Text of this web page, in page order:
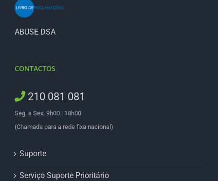
ABUSE DSA
CONTACTOS
210 081 081
Seg. a Sex. 9h00 | 18h00
(Chamada para a rede fixa nacional)
Suporte
Serviço Suporte Prioritário